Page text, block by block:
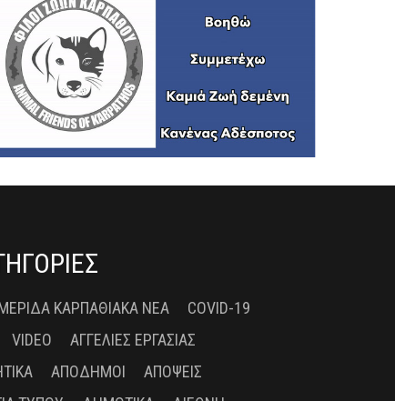
ΚΑΡΠΑΘΙΑΚΆ ΝΈΑ
COVID-19
VIDEO
ΑΓΓΕΛΊΕΣ ΕΡΓΑΣΊΑΣ
ΑΠΌΔΗΜΟΙ
ΑΠΌΨΕΙΣ